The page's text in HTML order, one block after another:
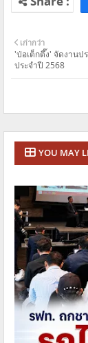
เก่ากว่า
'ป่อเต็กตึ๊ง' จัดงานป
ประจำปี 2568
YOU MAY